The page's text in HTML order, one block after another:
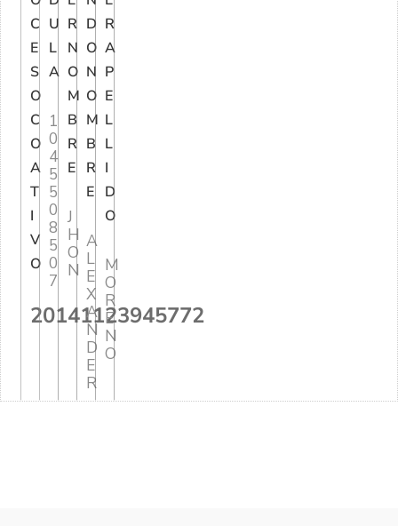
C
E
S
O
C
O
A
T
I
V
O
20141123945772
U
L
A
1
0
4
5
5
0
8
5
0
7
R
N
O
M
B
R
E
J
H
O
N
D
O
N
O
M
B
R
E
A
L
E
X
A
N
D
E
R
R
A
P
E
L
L
I
D
O
M
O
R
E
N
O